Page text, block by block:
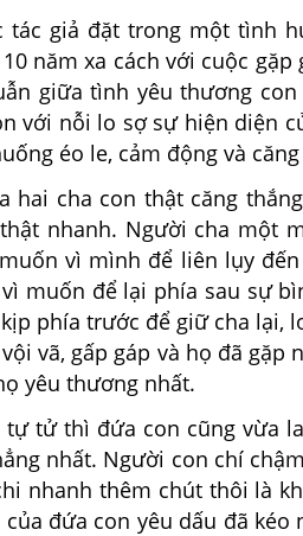
giả đặt trong một tình
năm xa cách với cuộc gặp
giữa tình yêu thương
với nỗi lo sợ sự hiện diện
éo le, cảm động và
hai cha con thật căng
nhanh. Người cha một
vì mình để liên lụy
muốn để lại phía sau sự
phía trước để giữ cha lại,
vã, gấp gáp và họ đã gặp
mà họ yêu thương
tử thì đứa con cũng vừa
nhất. Người con chí
nhanh thêm chút thôi là
đứa con yêu dấu đã kéo